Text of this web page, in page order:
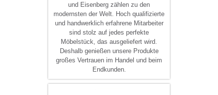
und Eisenberg zählen zu den
modernsten der Welt. Hoch qualifizierte
und handwerklich erfahrene Mitarbeiter
sind stolz auf jedes perfekte
Möbelstück, das ausgeliefert wird.
Deshalb genießen unsere Produkte
großes Vertrauen im Handel und beim
Endkunden.